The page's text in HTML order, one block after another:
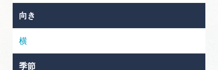
向き
横
季節